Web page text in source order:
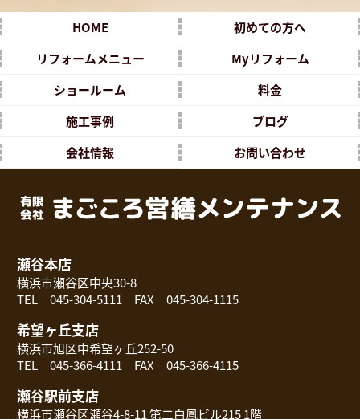
HOME
初めての方へ
リフォームメニュー
Myリフォーム
ショールーム
料金
施工事例
ブログ
会社情報
お問い合わせ
瀬谷本店
横浜市瀬谷区中央30-8
TEL 045-304-5111 FAX 045-304-1115
希望ヶ丘支店
横浜市旭区中希望ヶ丘252-50
TEL 045-366-4111 FAX 045-366-4115
瀬谷駅前支店
横浜市瀬谷区瀬谷4-8-11 第二白鳳ビル215 1階